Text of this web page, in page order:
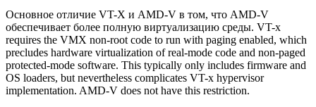
Основное отличие VT-X и AMD-V в том, что AMD-V
обеспечивает более полную виртуализацию среды. VT-x
requires the VMX non-root code to run with paging enabled, which
precludes hardware virtualization of real-mode code and non-paged
protected-mode software. This typically only includes firmware and
OS loaders, but nevertheless complicates VT-x hypervisor
implementation. AMD-V does not have this restriction.